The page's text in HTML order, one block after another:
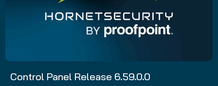
Control Panel Release 6.59.0.0